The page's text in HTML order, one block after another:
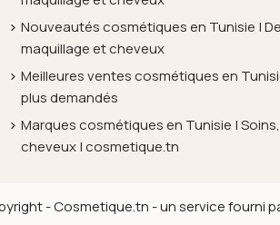
Nouveautés cosmétiques en Tunisie |
maquillage et cheveux
Meilleures ventes cosmétiques en
plus demandés
Marques cosmétiques en Tunisie |
cheveux | cosmetique.tn
- Cosmetique.tn - un service fourni